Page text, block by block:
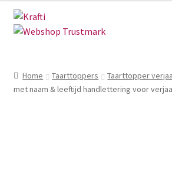
Ga
door
Ga
naar
Taarttoppers
Home Taarttoppers Taarttopper
met naam & leeftijd handlettering voor